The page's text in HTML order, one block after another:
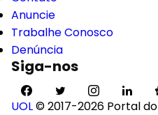
Anuncie
Trabalhe Conosco
Denúncia
Siga-nos
UOL© 2017-2026 Portal